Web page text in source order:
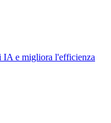
IA e migliora l'efficienza